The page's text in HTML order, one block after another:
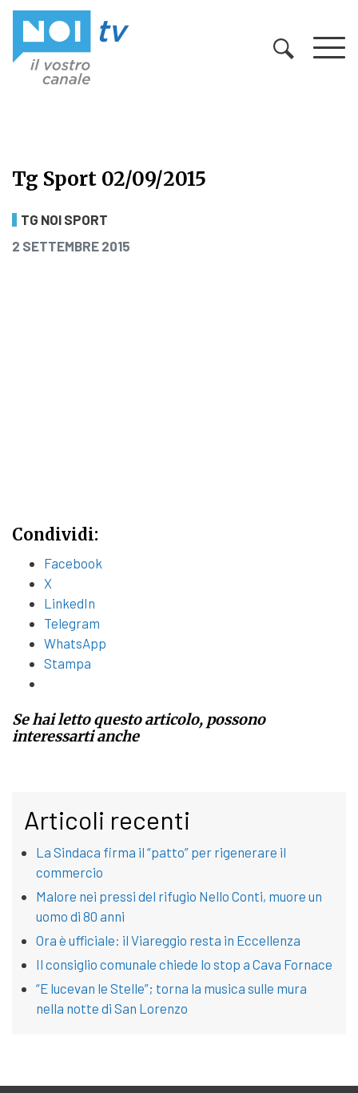
Tg Sport 02/09/2015
Tg Sport 02/09/2015
TG NOI SPORT
PUBBLICATO IL
2 SETTEMBRE 2015
Condividi:
Facebook
X
LinkedIn
Telegram
WhatsApp
Stampa
Se hai letto questo articolo, possono
interessarti anche
Articoli recenti
La Sindaca firma il “patto” per rigenerare il
commercio
Malore nei pressi del rifugio Nello Conti, muore un
uomo di 80 anni
Ora è ufficiale: il Viareggio resta in Eccellenza
Il consiglio comunale chiede lo stop a Cava Fornace
“E lucevan le Stelle”; torna la musica sulle mura
nella notte di San Lorenzo